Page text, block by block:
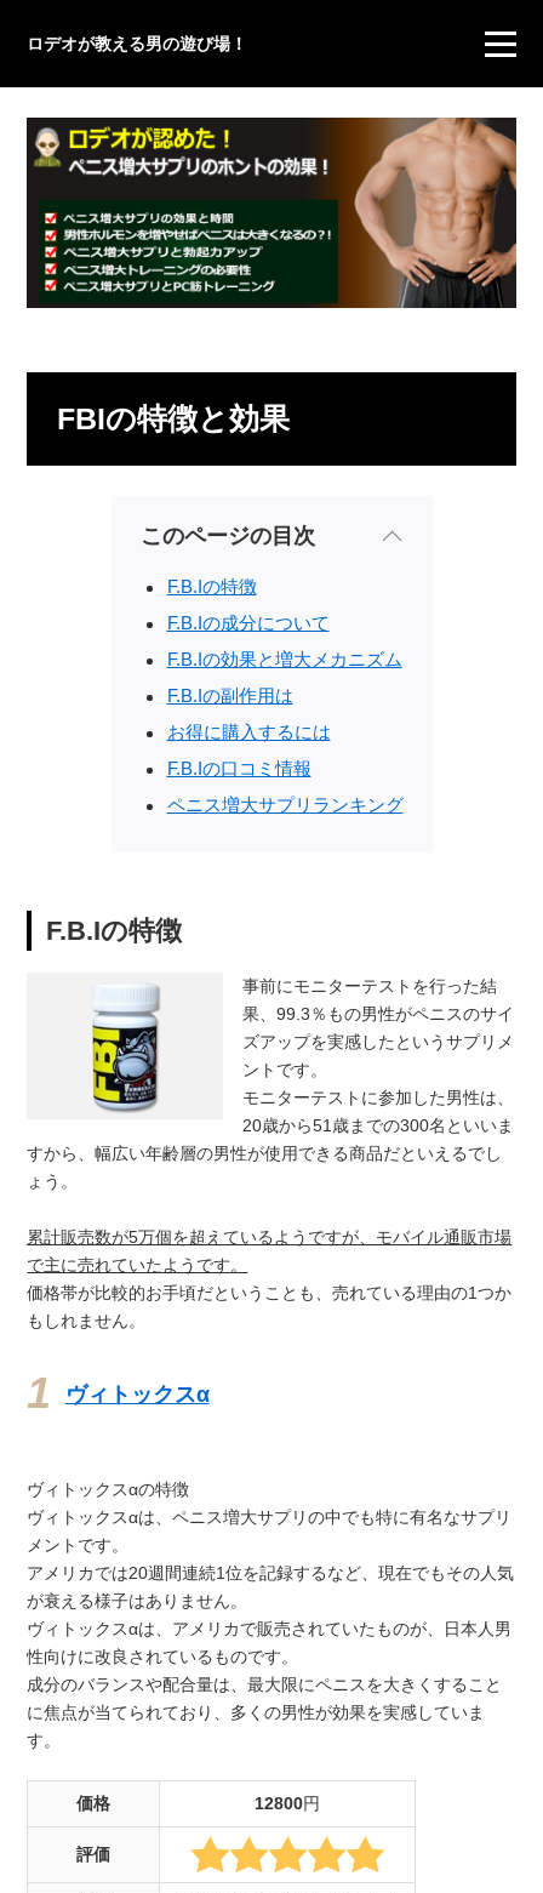
ロデオが教える男の遊び場！
FBIの特徴と効果
このページの目次
F.B.Iの特徴
F.B.Iの成分について
F.B.Iの効果と増大メカニズム
F.B.Iの副作用は
お得に購入するには
F.B.Iの口コミ情報
ペニス増大サプリランキング
F.B.Iの特徴
事前にモニターテストを行った結
果、99.3％もの男性がペニスのサイ
ズアップを実感したというサプリメ
ントです。
モニターテストに参加した男性は、
20歳から51歳までの300名といいま
すから、幅広い年齢層の男性が使用できる商品だといえるでし
ょう。
累計販売数が5万個を超えているようですが、モバイル通販市場
で主に売れていたようです。
価格帯が比較的お手頃だということも、売れている理由の1つか
もしれません。
ヴィトックスα
ヴィトックスαの特徴
ヴィトックスαは、ペニス増大サプリの中でも特に有名なサプリ
メントです。
アメリカでは20週間連続1位を記録するなど、現在でもその人気
が衰える様子はありません。
ヴィトックスαは、アメリカで販売されていたものが、日本人男
性向けに改良されているものです。
成分のバランスや配合量は、最大限にペニスを大きくすること
に焦点が当てられており、多くの男性が効果を実感していま
す。
価格 12800円
評価